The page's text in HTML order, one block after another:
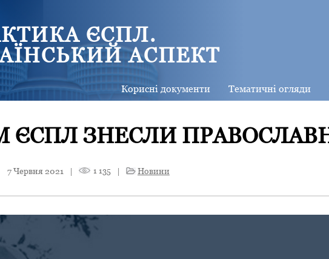
ЄСПЛ.
АСПЕКТ
Корисні документи Тематичні огляди
ЄСПЛ ЗНЕСЛИ
7 Червня 2021 | 1 135 | Новини